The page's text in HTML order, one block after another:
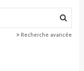
Recherche avancée